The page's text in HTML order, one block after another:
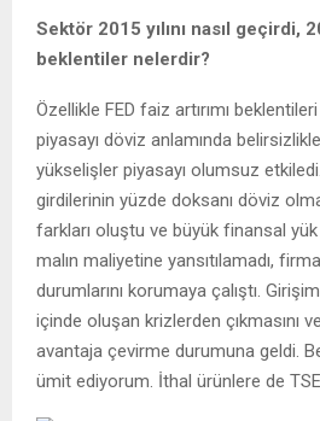
Sektör 2015 yılını nasıl geçirdi,
beklentiler nelerdir?
Özellikle FED faiz artırımı
piyasayı döviz anlamında
yükselişler piyasayı olumsuz
girdilerinin yüzde doksanı döviz
farkları oluştu ve büyük finansal yük
malın maliyetine yansıtılamadı,
durumlarını korumaya çalıştı.
içinde oluşan krizlerden çıkmasını
avantaja çevirme durumuna geldi.
ümit ediyorum. İthal ürünlere de